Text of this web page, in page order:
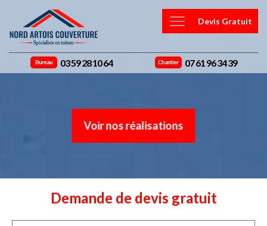
Devis Gratuit
Bureau 03 59 28 10 64 Chantier 07 61 96 34 39
Voir nos réalisations
Demande de devis gratuit